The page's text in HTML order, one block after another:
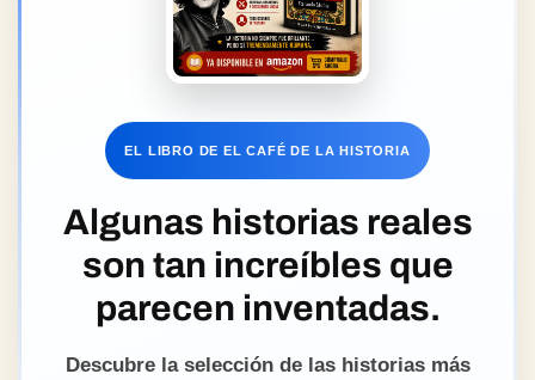
EL LIBRO DE EL CAFÉ DE LA HISTORIA
Algunas historias reales
son tan increíbles que
parecen inventadas.
Descubre la selección de las historias más